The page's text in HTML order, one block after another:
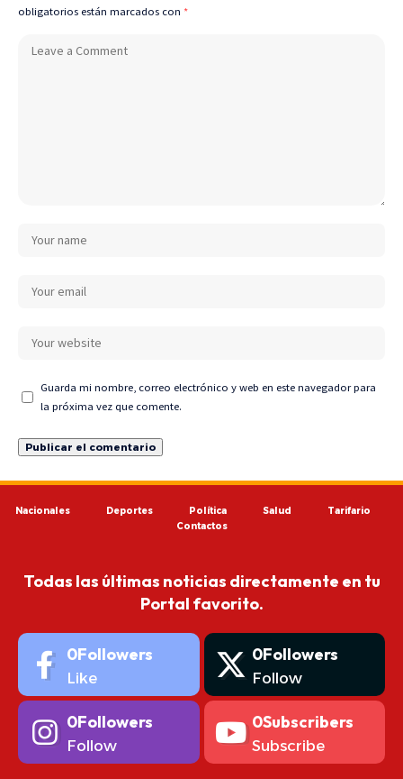
obligatorios están marcados con *
Guarda mi nombre, correo electrónico y web en este navegador para
la próxima vez que comente.
Nacionales Deportes Política Salud
Tarifario
Contactos
Todas las últimas noticias directamente en tu
Portal favorito.
0Followers
Like
0Followers
Follow
0Followers
Follow
0Subscribers
Subscribe